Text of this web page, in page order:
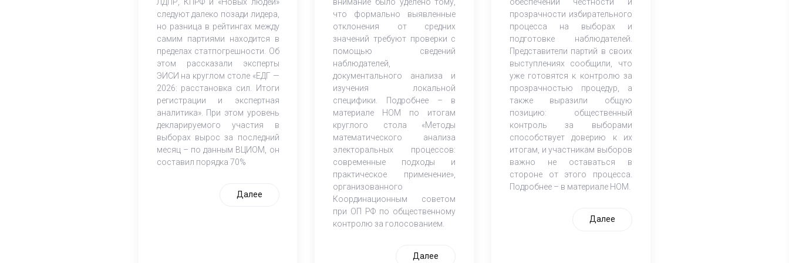
ЛДПР, КПРФ и «Новых людей»
следуют далеко позади лидера,
но разница в рейтингах между
самим партиями находится в
пределах статпогрешности. Об
этом рассказали эксперты
ЭИСИ на круглом столе «ЕДГ —
2026: расстановка сил. Итоги
регистрации и экспертная
аналитика». При этом уровень
декларируемого участия в
выборах вырос за последний
месяц – по данным ВЦИОМ, он
составил порядка 70%
Далее
внимание было уделено тому,
что формально выявленные
отклонения от средних
значений требуют проверки с
помощью сведений
наблюдателей,
документального анализа и
изучения локальной
специфики. Подробнее – в
материале НОМ по итогам
круглого стола «Методы
математического анализа
электоральных процессов:
современные подходы и
практическое применение»,
организованного
Координационным советом
при ОП РФ по общественному
контролю за голосованием.
Далее
обеспечении честности и
прозрачности избирательного
процесса на выборах и
подготовке наблюдателей.
Представители партий в своих
выступлениях сообщили, что
уже готовятся к контролю за
прозрачностью процедур, а
также выразили общую
позицию: общественный
контроль за выборами
способствует доверию к их
итогам, и участникам выборов
важно не оставаться в
стороне от этого процесса.
Подробнее – в материале НОМ.
Далее